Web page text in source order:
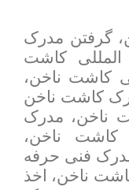
گرفتن مدرک
المللی کاشت
کاشت ناخن،
کاشت ناخن
ناخن، مدرک
کاشت ناخن،
فنی حرفه
ناخن، اخذ